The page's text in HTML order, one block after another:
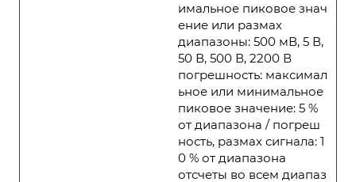
имальное пиковое знач
ение или размах
диапазоны: 500 мВ, 5 В,
50 В, 500 В, 2200 В
погрешность: максимал
ьное или минимальное
пиковое значение: 5 %
от диапазона / погреш
ность, размах сигнала: 1
0 % от диапазона
отсчеты во всем диапаз